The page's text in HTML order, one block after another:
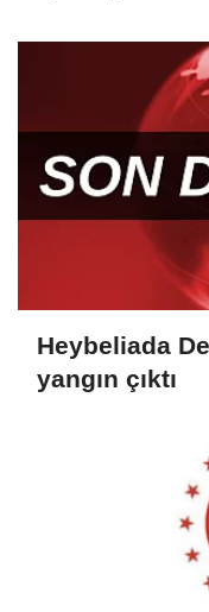
Heybeliada
yangın çıktı